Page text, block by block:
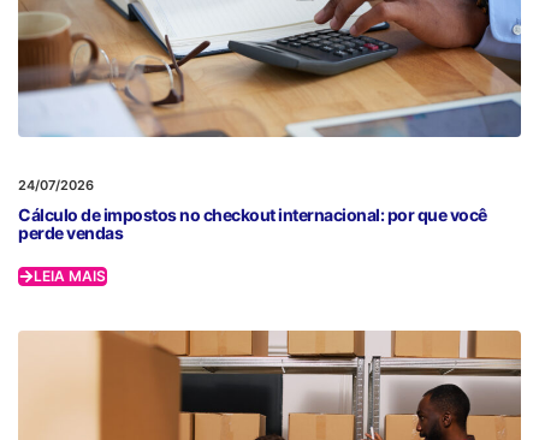
24/07/2026
Cálculo de impostos no checkout internacional: por que você
perde vendas
LEIA MAIS